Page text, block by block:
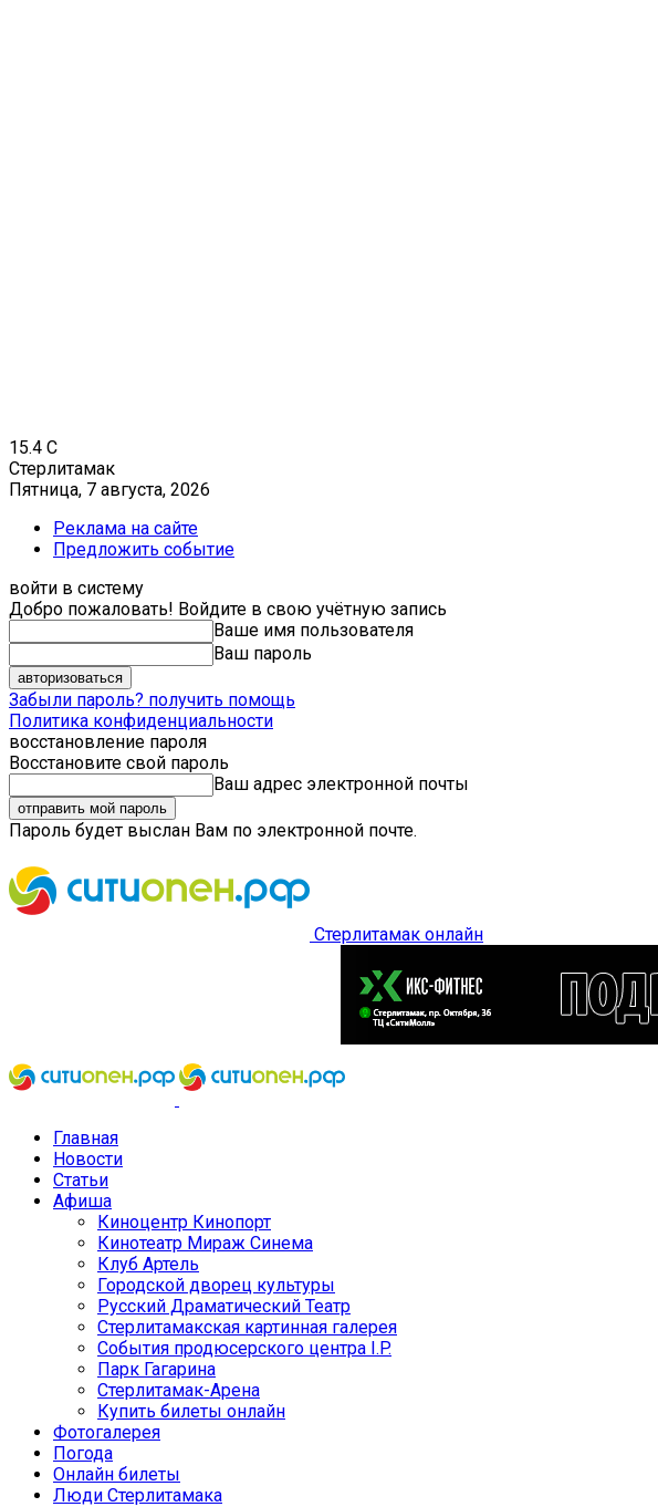
15.4 C
Стерлитамак
Пятница, 7 августа, 2026
Реклама на сайте
Предложить событие
войти в систему
Добро пожаловать! Войдите в свою учётную запись
Ваше имя пользователя
Ваш пароль
Забыли пароль? получить помощь
Политика конфиденциальности
восстановление пароля
Восстановите свой пароль
Ваш адрес электронной почты
Пароль будет выслан Вам по электронной почте.
Стерлитамак онлайн
Главная
Новости
Статьи
Афиша
Киноцентр Кинопорт
Кинотеатр Мираж Синема
Клуб Артель
Городской дворец культуры
Русский Драматический Театр
Стерлитамакская картинная галерея
События продюсерского центра I.P.
Парк Гагарина
Стерлитамак-Арена
Купить билеты онлайн
Фотогалерея
Погода
Онлайн билеты
Люди Стерлитамака